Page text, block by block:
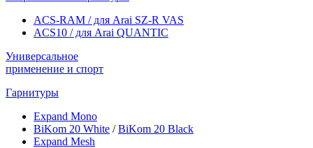
ACS-RAM / для Arai SZ-R VAS
ACS10 / для Arai QUANTIC
Универсальное
применение и спорт
Гарнитуры
Expand Mono
BiKom 20 White /BiKom 20 Black
Expand Mesh